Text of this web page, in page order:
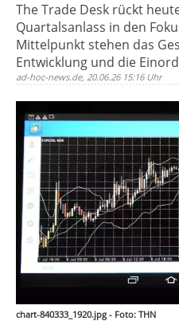
The Trade Desk rückt
Quartalsanlass in den
Mittelpunkt stehen das
Entwicklung und die
ad-hoc-news.de, 20.06.26 15:16 Uhr
chart-840333_1920.jpg - Foto: THN